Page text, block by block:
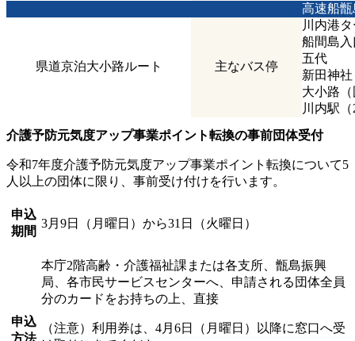
高速船甑
県道京泊大小路ルート 主なバス停
川内港
船間島入
五代
新田神社
大小路
川内駅
介護予防元気度アップ事業ポイント転換の事前団体受付
令和7年度介護予防元気度アップ事業ポイント転換について5
人以上の団体に限り、事前受け付けを行います。
申込
期間
3月9日（月曜日）から31日（火曜日）
申込
方法
本庁2階高齢・介護福祉課または各支所、甑島振興
局、各市民サービスセンターへ、申請される団体全員
分のカードをお持ちの上、直接
（注意）利用券は、4月6日（月曜日）以降に窓口へ受